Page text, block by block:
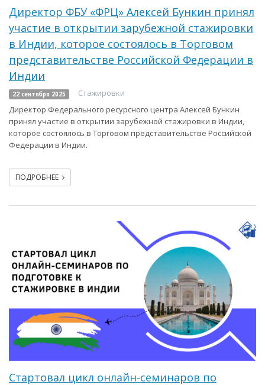
Директор ФБУ «ФРЦ» Алексей Бункин принял
участие в открытии зарубежной стажировки
в Индии, которое состоялось в Торговом
представительстве Российской Федерации в
Индии
22 сентября 2025
Стажировки
Директор Федерального ресурсного центра Алексей Бункин
принял участие в открытии зарубежной стажировки в Индии,
которое состоялось в Торговом представительстве Российской
Федерации в Индии.
ПОДРОБНЕЕ
Стартовал цикл онлайн-семинаров по